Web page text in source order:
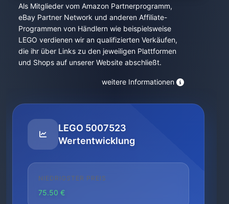
Als Mitglieder vom Amazon Partnerprogramm,
eBay Partner Network und anderen Affiliate-
Programmen von Händlern wie beispielsweise
LEGO verdienen wir an qualifizierten Verkäufen,
die ihr über Links zu den jeweiligen Plattformen
und Shops auf unserer Website abschließt.
weitere Informationen
LEGO 5007523
Wertentwicklung
NIEDRIGSTER PREIS
75.50 €